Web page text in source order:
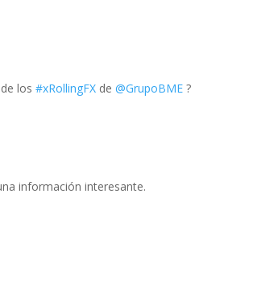
de los#xRollingFX de@GrupoBME ?
información interesante.